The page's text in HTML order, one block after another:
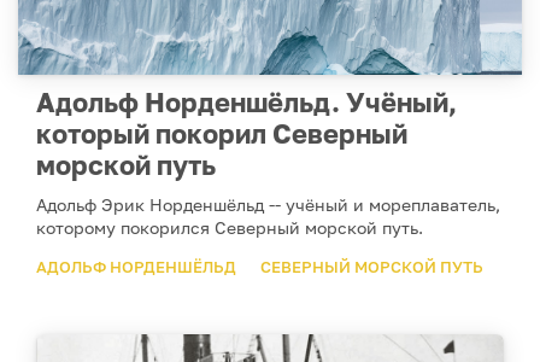
Адольф Норденшёльд. Учёный,
который покорил Северный
морской путь
Адольф Эрик Норденшёльд -- учёный и мореплаватель,
которому покорился Северный морской путь.
АДОЛЬФ НОРДЕНШЁЛЬД СЕВЕРНЫЙ МОРСКОЙ ПУТЬ